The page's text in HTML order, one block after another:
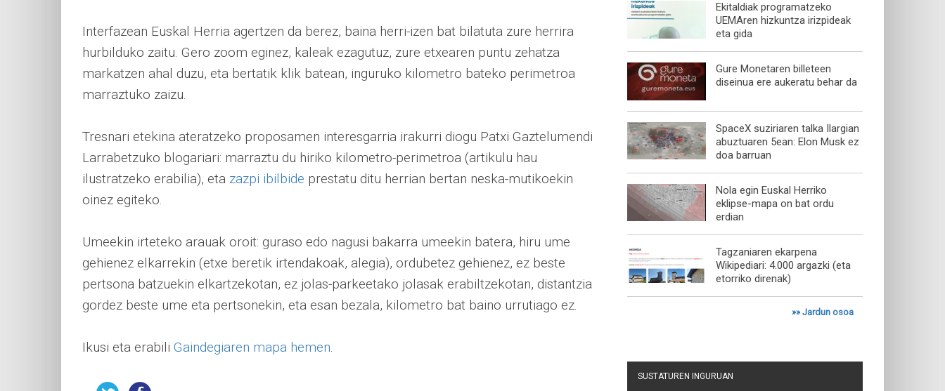
Interfazean Euskal Herria agertzen da berez, baina herri-izen bat bilatuta zure herrira
hurbilduko zaitu. Gero zoom eginez, kaleak ezagutuz, zure etxearen puntu zehatza
markatzen ahal duzu, eta bertatik klik batean, inguruko kilometro bateko perimetroa
marraztuko zaizu.
Tresnari etekina ateratzeko proposamen interesgarria irakurri diogu Patxi Gaztelumendi
Larrabetzuko blogariari: marraztu du hiriko kilometro-perimetroa (artikulu hau
ilustratzeko erabilia), eta zazpi ibilbide prestatu ditu herrian bertan neska-mutikoekin
oinez egiteko.
Umeekin irteteko arauak oroit: guraso edo nagusi bakarra umeekin batera, hiru ume
gehienez elkarrekin (etxe beretik irtendakoak, alegia), ordubetez gehienez, ez beste
pertsona batzuekin elkartzekotan, ez jolas-parkeetako jolasak erabiltzekotan, distantzia
gordez beste ume eta pertsonekin, eta esan bezala, kilometro bat baino urrutiago ez.
Ikusi eta erabili Gaindegiaren mapa hemen.
Ekitaldiak programatzeko
UEMAren hizkuntza irizpideak
eta gida
Gure Monetaren billeteen
diseinua ere aukeratu behar da
SpaceX suziriaren talka Ilargian
abuztuaren 5ean: Elon Musk ez
doa barruan
Nola egin Euskal Herriko
eklipse-mapa on bat ordu
erdian
Tagzaniaren ekarpena
Wikipediari: 4.000 argazki (eta
etorriko direnak)
»»Jardun osoa
SUSTATUREN INGURUAN